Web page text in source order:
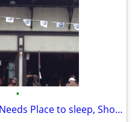
•
FANTASY FEST Guy Needs Place to sleep, Shower, park